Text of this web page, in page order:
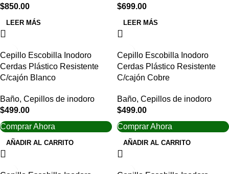
$850.00
LEER MÁS
$699.00
LEER MÁS
Cepillo Escobilla Inodoro
Cerdas Plástico Resistente
C/cajón Blanco
Baño, Cepillos de inodoro
$499.00
Comprar Ahora
AÑADIR AL CARRITO
Cepillo Escobilla Inodoro
Cerdas Plástico Resistente
C/cajón Cobre
Baño, Cepillos de inodoro
$499.00
Comprar Ahora
AÑADIR AL CARRITO